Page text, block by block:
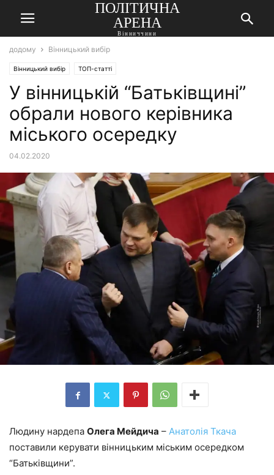
ПОЛІТИЧНА
АРЕНА
Вінниччини
додому Вінницький вибір
Вінницький вибір ТОП-статті
У вінницькій “Батьківщині”
обрали нового керівника
міського осередку
04.02.2020
Людину нардепа Олега Мейдича – Анатолія Ткача
поставили керувати вінницьким міським осередком
“Батьківщини”.